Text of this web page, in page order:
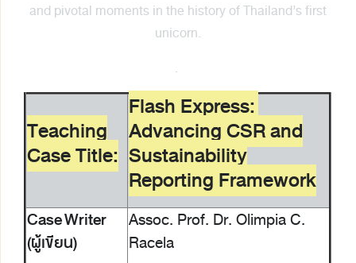
and pivotal moments in the history of Thailand’s first
unicorn.
.
Teaching
Case Title:
Flash Express:
Advancing CSR and
Sustainability
Reporting Framework
CaseWriter
(ผู้เขียน)
Assoc. Prof. Dr. Olimpia C.
Racela